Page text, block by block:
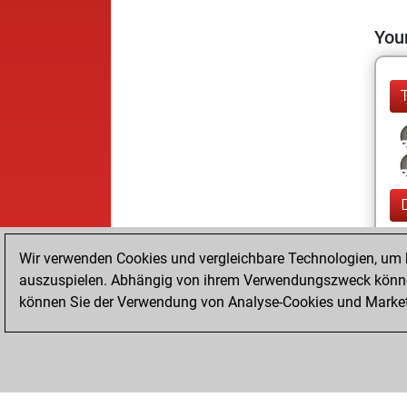
Wir verwenden Cookies und vergleichbare Technologien,
auszuspielen. Abhängig von ihrem Verwendungszweck
können Sie der Verwendung von Analyse-Cookies und